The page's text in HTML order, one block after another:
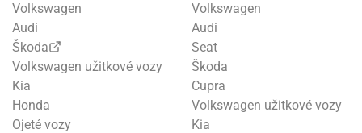
Volkswagen
Audi
Škoda
Volkswagen užitkové vozy
Kia
Honda
Ojeté vozy
Volkswagen
Audi
Seat
Škoda
Cupra
Volkswagen užitkové vozy
Kia